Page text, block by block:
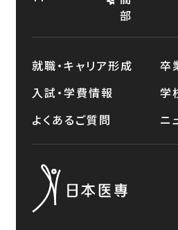
部
就職・キャリア形成
卒
入試・学費情報
学
よくあるご質問
ニ